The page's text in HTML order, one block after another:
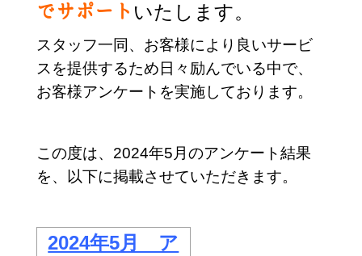
でサポート いたします。
スタッフ一同、お客様により良いサービ
スを提供するため日々励んでいる中で、
お客様アンケートを実施しております。
この度は、2024年5月のアンケート結果
を、以下に掲載させていただきます。
2024年5月 ア